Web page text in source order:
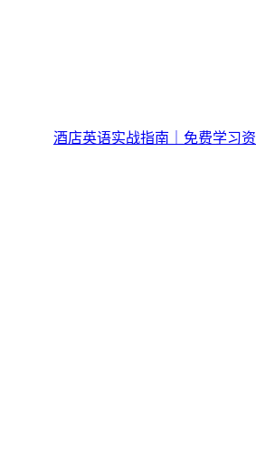
酒店英语实战指南｜免费学习